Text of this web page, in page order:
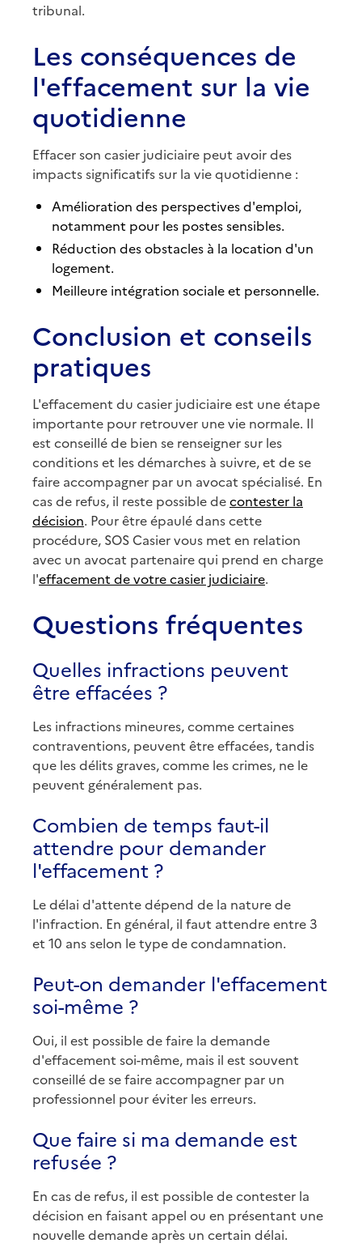
tribunal.
Les conséquences de
l'effacement sur la vie
quotidienne
Effacer son casier judiciaire peut avoir des
impacts significatifs sur la vie quotidienne :
Amélioration des perspectives d'emploi,
notamment pour les postes sensibles.
Réduction des obstacles à la location d'un
logement.
Meilleure intégration sociale et personnelle.
Conclusion et conseils
pratiques
L'effacement du casier judiciaire est une étape
importante pour retrouver une vie normale. Il
est conseillé de bien se renseigner sur les
conditions et les démarches à suivre, et de se
faire accompagner par un avocat spécialisé. En
cas de refus, il reste possible decontester la
décision. Pour être épaulé dans cette
procédure, SOS Casier vous met en relation
avec un avocat partenaire qui prend en charge
l'effacement de votre casier judiciaire.
Questions fréquentes
Quelles infractions peuvent
être effacées ?
Les infractions mineures, comme certaines
contraventions, peuvent être effacées, tandis
que les délits graves, comme les crimes, ne le
peuvent généralement pas.
Combien de temps faut-il
attendre pour demander
l'effacement ?
Le délai d'attente dépend de la nature de
l'infraction. En général, il faut attendre entre 3
et 10 ans selon le type de condamnation.
Peut-on demander l'effacement
soi-même ?
Oui, il est possible de faire la demande
d'effacement soi-même, mais il est souvent
conseillé de se faire accompagner par un
professionnel pour éviter les erreurs.
Que faire si ma demande est
refusée ?
En cas de refus, il est possible de contester la
décision en faisant appel ou en présentant une
nouvelle demande après un certain délai.